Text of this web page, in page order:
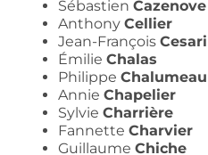
Sébastien Cazenove
Anthony Cellier
Jean-François
Émilie Chalas
Philippe Chalumeau
Annie Chapelier
Sylvie Charrière
Fannette Charvier
Guillaume Chiche